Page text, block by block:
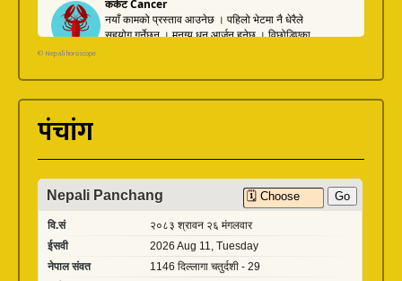
© Nepali horoscope
पंचांग